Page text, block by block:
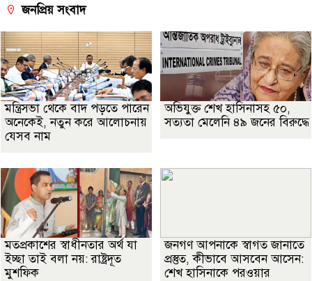
জনপ্রিয় সংবাদ
মন্ত্রিসভা থেকে বাদ পড়তে পারেন
অনেকেই, নতুন করে আলোচনায়
যেসব নাম
অভিযুক্ত শেখ হাসিনাসহ ৫০,
সত্যতা মেলেনি ৪৯ জনের বিরুদ্ধে
মতপ্রকাশের স্বাধীনতার অর্থ যা
ইচ্ছা তাই বলা নয়: রাষ্ট্রদূত
মুশফিক
জনগণ আপনাকে স্বাগত জানাতে
প্রস্তুত, কীভাবে আসবেন আসেন:
শেখ হাসিনাকে পরওয়ার